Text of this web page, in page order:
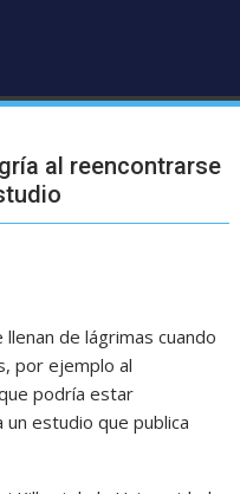
al reencontrarse
de lágrimas cuando
por ejemplo al
podría estar
un estudio que publica